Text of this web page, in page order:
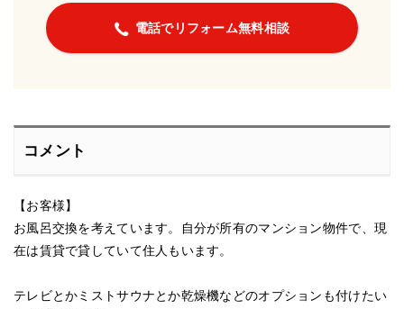
電話でリフォーム無料相談
コメント
【お客様】
お風呂交換を考えています。自分が所有のマンション物件で、現
在は賃貸で貸していて住人もいます。
テレビとかミストサウナとか乾燥機などのオプションも付けたい